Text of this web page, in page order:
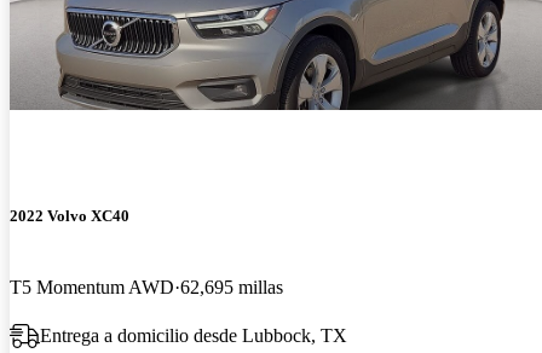
2022 Volvo XC40
T5 Momentum AWD 62,695 millas
Entrega a domicilio desde Lubbock, TX